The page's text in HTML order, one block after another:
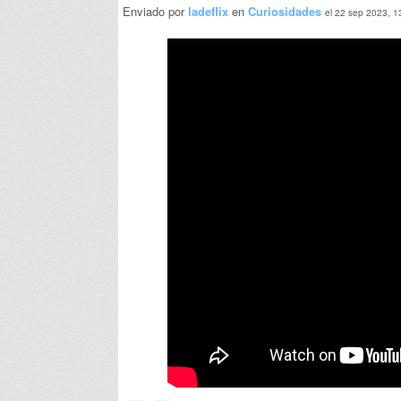
Enviado por ladeflix en Curiosidades el 22 sep 2023,